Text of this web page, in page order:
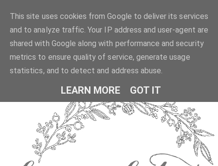
This site uses cookies from Google to deliver its services
and to analyze traffic. Your IP address and user-agent are
shared with Google along with performance and security
metrics to ensure quality of service, generate usage
statistics, and to detect and address abuse.
LEARN MORE GOT IT